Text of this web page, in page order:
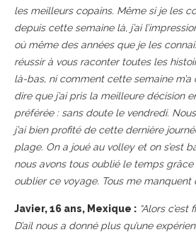
les meilleurs copains. Même si je les
depuis cette semaine là, j’ai
où même des années que je les
réussir à vous raconter toutes les
là-bas, ni comment cette semaine m’a
dire que j’ai pris la meilleure décision
préférée : sans doute le vendredi.
j’ai bien profité de cette dernière
plage. On a joué au volley et on s’est
nous avons tous oublié le temps grâce
oublier ce voyage. Tous me manquent
Javier, 16 ans, Mexique : “Alors
D’ail nous a donné plus qu’une